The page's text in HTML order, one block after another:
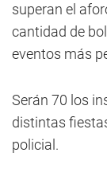
superan el
cantidad de
eventos más
Serán 70 los
distintas
policial.